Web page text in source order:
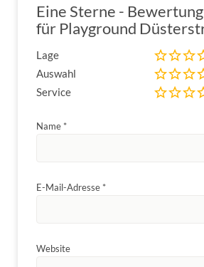
Eine Sterne -
für Playground
Lage
Auswahl
Service
Name *
E-Mail-Adresse *
Website